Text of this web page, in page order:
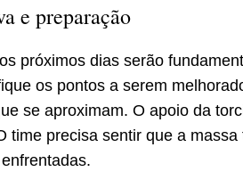
e preparação
próximos dias serão
os pontos a serem
se aproximam. O apoio da
time precisa sentir que a